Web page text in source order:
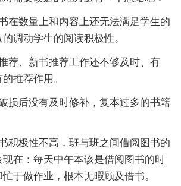
数量上和内容上还无法满足学生的
调动学生的阅读积极性。
、新书推荐工作还不够及时、有
推荐作用。
后没有及时修补，复本过多的书籍
极性不高，班与班之间借阅图书的
在：每天中午本该是借阅图书的时
于做作业，根本无暇顾及借书。